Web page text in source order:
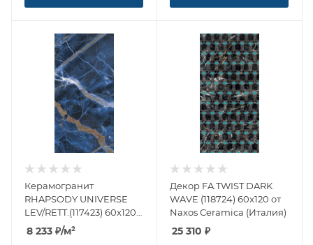
Керамогранит
RHAPSODY UNIVERSE
LEV/RETT.(117423) 60x120
от Naxos Ceramica
(Италия)
8 233 ₽/м²
Декор FA.TWIST DARK
WAVE (118724) 60x120 от
Naxos Ceramica (Италия)
25 310 ₽